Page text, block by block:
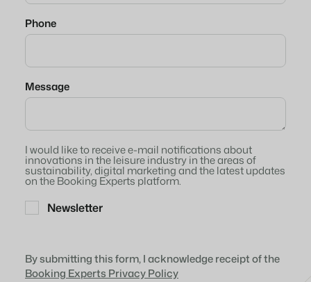
Hils på gæsterne på deres eget sprog.
Marketing
Den stærke kombination af branding og performance marketing
Markedsføring af fast ejendom
Dit projekt blev udsolgt på ingen tid.
vores fokus tilbage på
gæstfrihed.
welcome.in
Read all stories
Om os
Få svar på dine spørgsmål
Job / Karriere
Kontakte
Kontakt os
Om os
Historien bag Booking Experts.
Phone
Message
I would like to receive e-mail notifications about
innovations in the leisure industry in the areas of
sustainability, digital marketing and the latest updates
on the Booking Experts platform.
Newsletter
By submitting this form, I acknowledge receipt of the
Booking Experts Privacy Policy